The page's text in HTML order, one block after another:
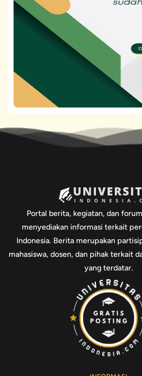
Portal berita, kegiatan, dan
menyediakan informasi terkait
Indonesia. Berita merupakan
mahasiswa, dosen, dan pihak terkait
yang terdatar.